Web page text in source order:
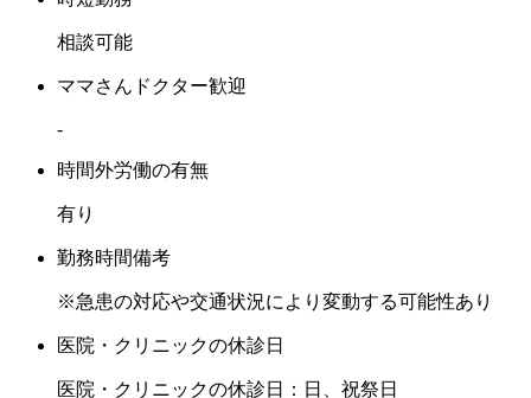
相談可能
ママさんドクター歓迎
-
時間外労働の有無
有り
勤務時間備考
※急患の対応や交通状況により変動する可能性あり
医院・クリニックの休診日
医院・クリニックの休診日：日、祝祭日